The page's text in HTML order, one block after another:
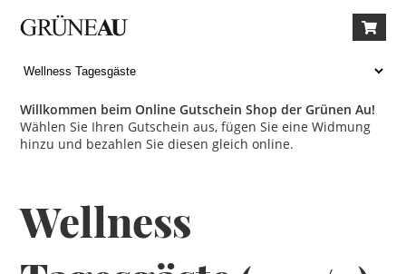
Willkommen beim Online Gutschein Shop der Grünen Au!
Wählen Sie Ihren Gutschein aus, fügen Sie eine Widmung
hinzu und bezahlen Sie diesen gleich online.
Wellness